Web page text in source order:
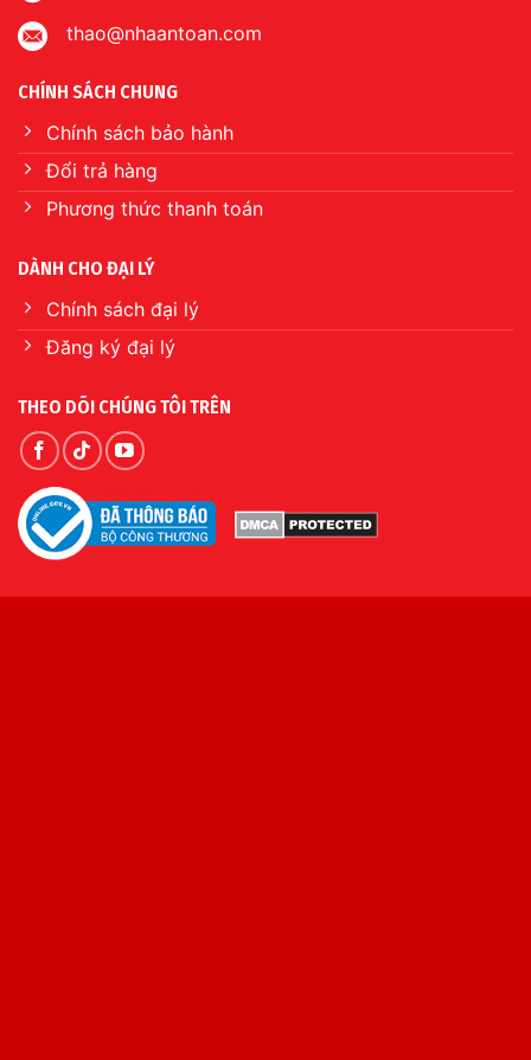
thao@nhaantoan.com
CHÍNH SÁCH CHUNG
Chính sách bảo hành
Đổi trả hàng
Phương thức thanh toán
DÀNH CHO ĐẠI LÝ
Chính sách đại lý
Đăng ký đại lý
THEO DÕI CHÚNG TÔI TRÊN